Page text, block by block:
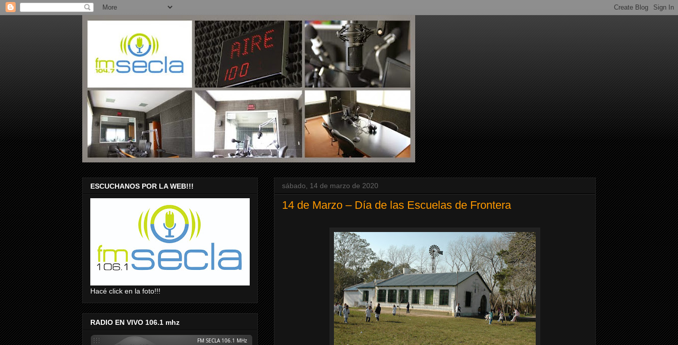
sábado, 14 de marzo de 2020
14 de Marzo – Día de las Escuelas de Frontera
ESCUCHANOS POR LA WEB!!!
Hacé click en la foto!!!
RADIO EN VIVO 106.1 mhz